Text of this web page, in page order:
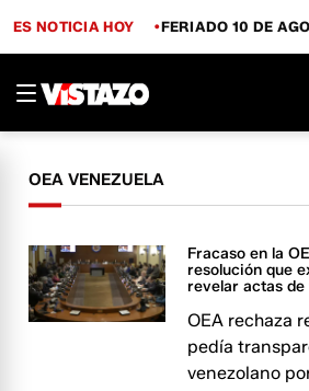
ES NOTICIA HOY FERIADO 10 DE
OEA VENEZUELA
Fracaso en la
resolución que
revelar actas
OEA rechaza
pedía
venezolano